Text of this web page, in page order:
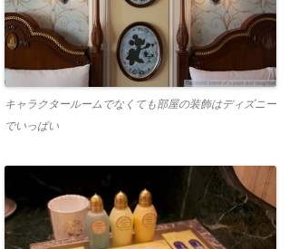
キャラクタールームでなくても部屋の装飾はディズニー
でいっぱい